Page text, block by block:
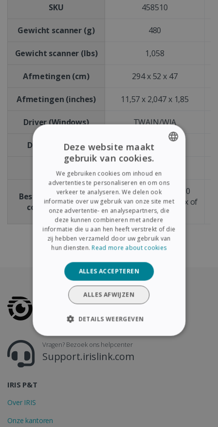
SKU 458510
Gewicht scanner (g) 480
Gewicht scanner (lbs) 1,058
Afmetingen (cm) 294 x 52 x 47
Afmetingen (inches) 11,57 x 2,047 x 1,85
Driver (Windows) TWAIN/WIA
Driver (macOS) TWAIN
Nee
Besturingssysteem
compatibiliteit
Windows® 11 en 10
macOS® X versie 12.x of
hoger
Vragen? Bezoek ons helpcenter
Support.irislink.com
IRIS P&T
Over IRIS
Onze kantoren
ENGLISH
FRENCH
SPANISH
GERMAN
ITALIAN
DUTCH
Deze website maakt
gebruik van cookies.
We gebruiken cookies om inhoud en
advertenties te personaliseren en om ons
verkeer te analyseren. We delen ook
informatie over uw gebruik van onze site met
onze advertentie- en analysepartners, die
deze kunnen combineren met andere
informatie die u aan hen heeft verstrekt of die
zij hebben verzameld door uw gebruik van
hun diensten. Read more about cookies
ALLES ACCEPTEREN
ALLES AFWIJZEN
DETAILS WEERGEVEN
PRESTATIE TARGETING